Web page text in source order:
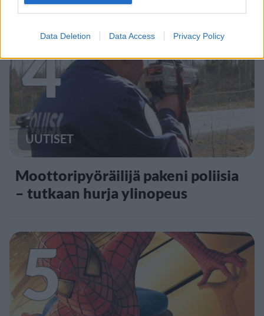
Data Deletion Data Access Privacy Policy
4
UUTISET
Moottoripyöräilijä pakeni poliisia
– tutkaan hurja ylinopeus
5